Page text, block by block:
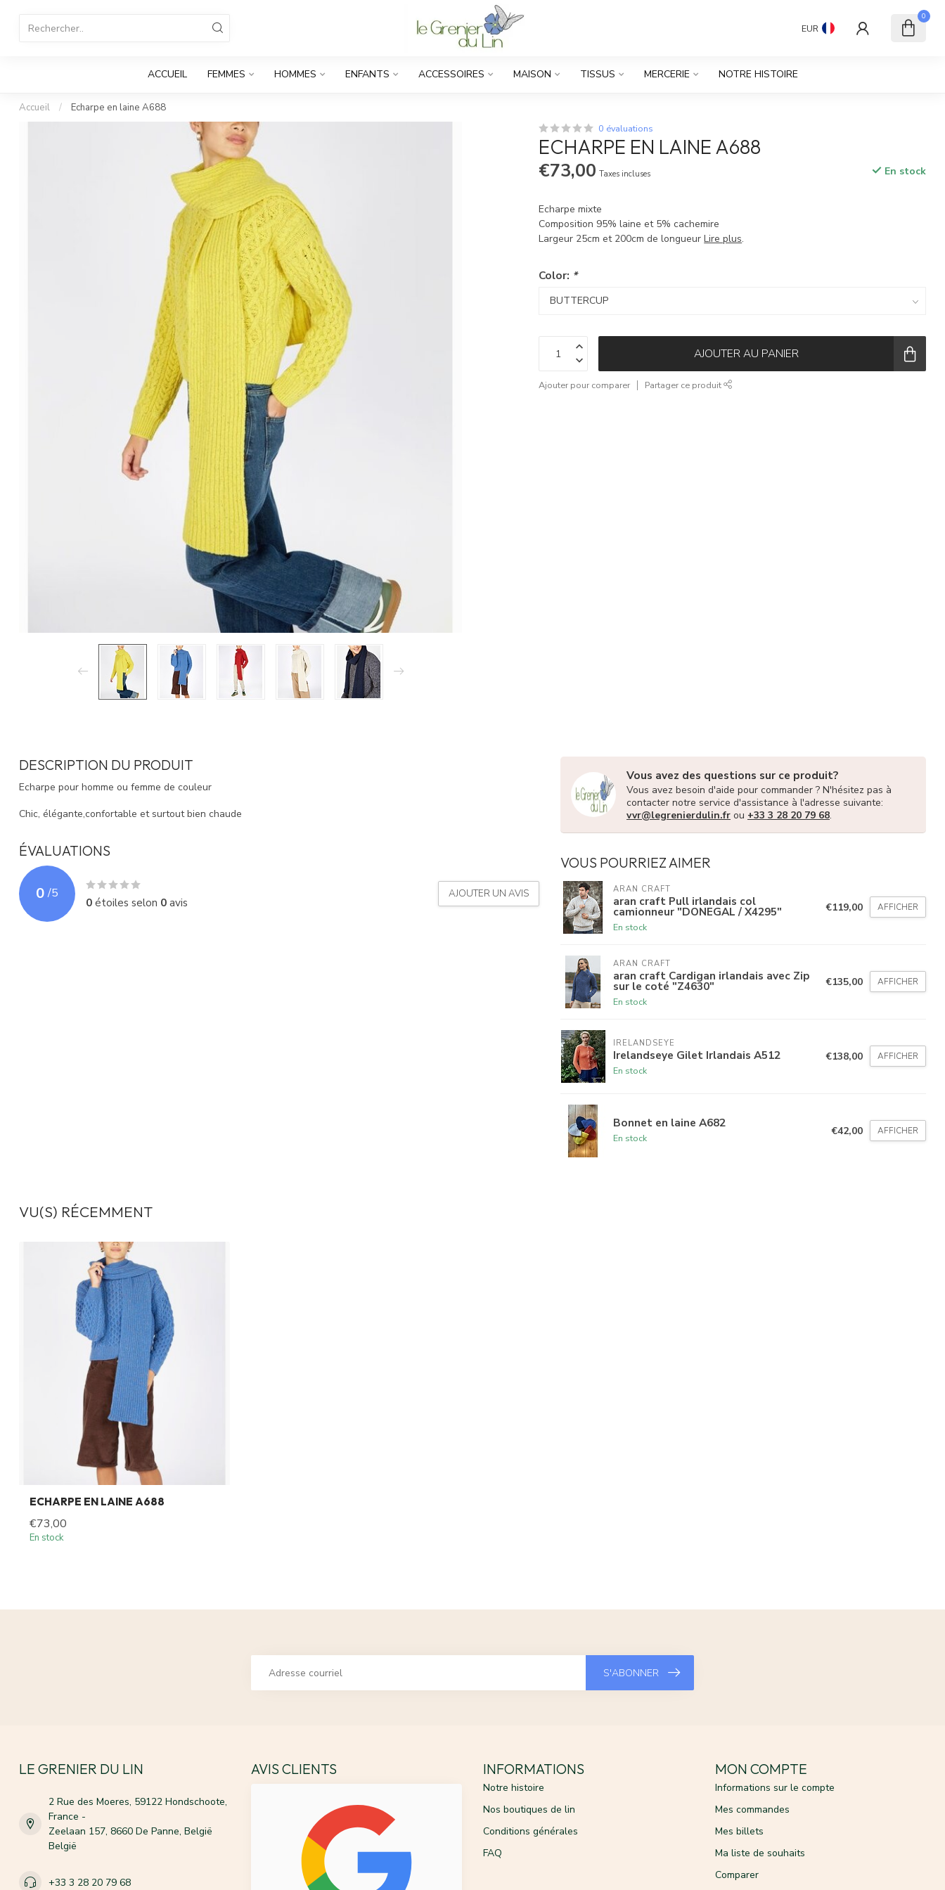
EUR
0
ACCUEIL FEMMES HOMMES ENFANTS ACCESSOIRES MAISON TISSUS MERCERIE NOTRE HISTOIRE
Accueil / Echarpe en laine A688
0 évaluations
ECHARPE EN LAINE A688
€73,00 Taxes incluses En stock
Echarpe mixte
Composition 95% laine et 5% cachemire
Largeur 25cm et 200cm de longueurLire plus.
Color: *
AJOUTER AU PANIER
Ajouter pour comparer Partager ce produit
DESCRIPTION DU PRODUIT
Echarpe pour homme ou femme de couleur
Chic, élégante,confortable et surtout bien chaude
ÉVALUATIONS
0 /5
0étoiles selon 0avis
AJOUTER UN AVIS
Vous avez des questions sur ce produit?
Vous avez besoin d'aide pour commander ? N'hésitez pas à
contacter notre service d'assistance à l'adresse suivante:
vvr@legrenierdulin.fr ou +33 3 28 20 79 68.
VOUS POURRIEZ AIMER
ARAN CRAFT
aran craft Pull irlandais col
camionneur "DONEGAL / X4295"
En stock
€119,00 AFFICHER
ARAN CRAFT
aran craft Cardigan irlandais avec Zip
sur le coté "Z4630"
En stock
€135,00 AFFICHER
IRELANDSEYE
Irelandseye Gilet Irlandais A512
En stock
€138,00 AFFICHER
Bonnet en laine A682
En stock
€42,00 AFFICHER
VU(S) RÉCEMMENT
ECHARPE EN LAINE A688
€73,00
En stock
S'ABONNER
LE GRENIER DU LIN
2 Rue des Moeres, 59122 Hondschoote,
France -
Zeelaan 157, 8660 De Panne, België
België
+33 3 28 20 79 68
AVIS CLIENTS INFORMATIONS
Notre histoire
Nos boutiques de lin
Conditions générales
FAQ
MON COMPTE
Informations sur le compte
Mes commandes
Mes billets
Ma liste de souhaits
Comparer